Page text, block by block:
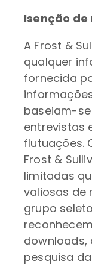
Isenção
A Frost &
qualquer
fornecida
baseiam-
entrevistas
flutuações.
Frost &
limitadas
valiosas de
grupo
downloads,
pesquisa